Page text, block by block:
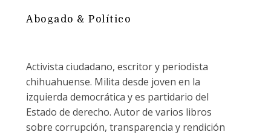
Abogado & Político
Activista ciudadano, escritor y periodista
chihuahuense. Milita desde joven en la
izquierda democrática y es partidario del
Estado de derecho. Autor de varios libros
sobre corrupción, transparencia y rendición